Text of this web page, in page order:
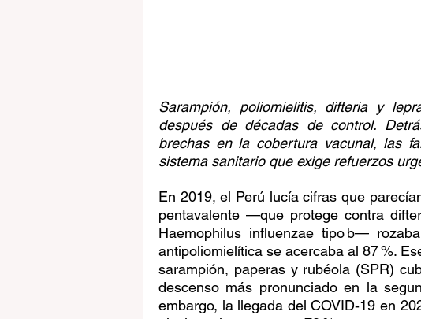
Sarampión, poliomielitis, difteria y
después de décadas de control.
brechas en la cobertura vacunal, las
sistema sanitario que exige refuerzos
En 2019, el Perú lucía cifras que
pentavalente —que protege contra
Haemophilus influenzae tipo b—
antipoliomielítica se acercaba al 87 %.
sarampión, paperas y rubéola (SPR)
descenso más pronunciado en la
embargo, la llegada del COVID‑19 en